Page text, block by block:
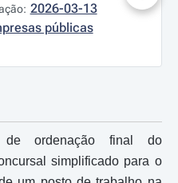
2026-03-13
públicas
de ordenação final do
simplificado para o